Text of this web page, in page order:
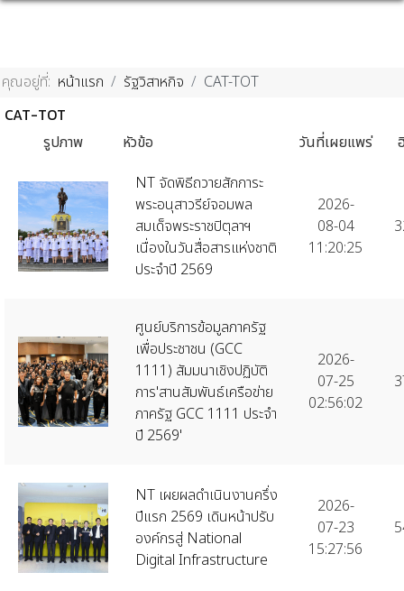
คุณอยู่ที่: หน้าแรก รัฐวิสาหกิจ
CAT-TOT
CAT-TOT
รูปภาพ
หัวข้อ วันที่เผยแพร่
NT จัดพิธีถวายสักการะ
พระอนุสาวรีย์จอมพล
สมเด็จพระราชปิตุลาฯ
เนื่องในวันสื่อสารแห่งชาติ
ประจำปี 2569
2026-
08-04
11:20:25
ศูนย์บริการข้อมูลภาครัฐ
เพื่อประชาชน (GCC
1111) สัมมนาเชิงปฏิบัติ
การ'สานสัมพันธ์เครือข่าย
ภาครัฐ GCC 1111 ประจำ
ปี 2569'
2026-
07-25
02:56:02
NT เผยผลดำเนินงานครึ่ง
ปีแรก 2569 เดินหน้าปรับ
องค์กรสู่ National
Digital Infrastructure
2026-
07-23
15:27:56